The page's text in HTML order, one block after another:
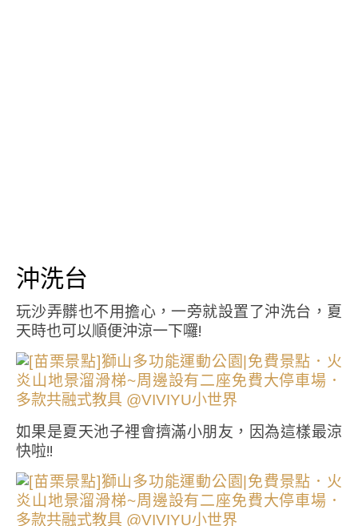
沖洗台
玩沙弄髒也不用擔心，一旁就設置了沖洗台，夏
天時也可以順便沖涼一下囉!
如果是夏天池子裡會擠滿小朋友，因為這樣最涼
快啦!!